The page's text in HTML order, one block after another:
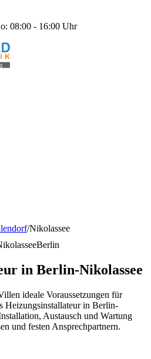
08:00 - 16:00 Uhr
/Nikolassee
Berlin
in Berlin-Nikolassee
ideale Voraussetzungen für
Heizungsinstallateur in Berlin-
Austausch und Wartung
und festen Ansprechpartnern.